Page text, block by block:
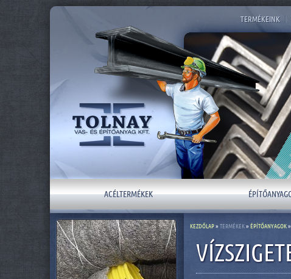
TERMÉKEINK
ACÉLTERMÉKEK
KEZDŐLAP» TERMÉKEK» ÉPÍTŐANYAGOK